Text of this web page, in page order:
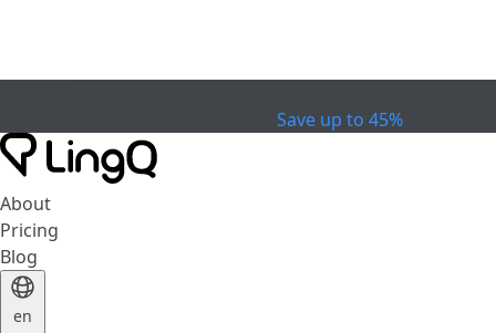
Save up to 45%
About
Pricing
Blog
en